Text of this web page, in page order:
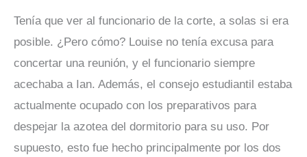
Tenía que ver al funcionario de la corte, a solas si era
posible. ¿Pero cómo? Louise no tenía excusa para
concertar una reunión, y el funcionario siempre
acechaba a Ian. Además, el consejo estudiantil estaba
actualmente ocupado con los preparativos para
despejar la azotea del dormitorio para su uso. Por
supuesto, esto fue hecho principalmente por los dos